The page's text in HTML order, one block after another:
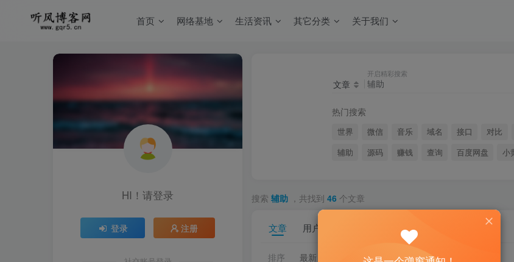
首页 网络基地 生活资讯 其它分类 关于我们
文章
开启精彩搜索
热门搜索
世界 微信 音乐 域名 接口 对比
辅助
源码 赚钱 查询 百度网盘 小
搜索 辅助 ，共找到 46 个文章
文章 用户 商品
排序 最新 点赞 评论 收藏
HI！请登录
登录 注册